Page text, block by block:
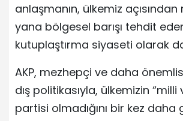
anlaşmanın, ülkemiz açısından
yana bölgesel barışı tehdit
kutuplaştırma siyaseti olarak
AKP, mezhepçi ve daha
dış politikasıyla, ülkemizin “milli
partisi olmadığını bir kez